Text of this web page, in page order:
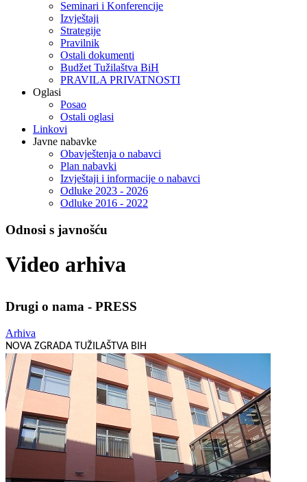
Seminari i Konferencije
Izvještaji
Strategije
Pravilnik
Ostali dokumenti
Budžet Tužilaštva BiH
PRAVILA PRIVATNOSTI
Oglasi
Posao
Ostali oglasi
Linkovi
Javne nabavke
Obavještenja o nabavci
Plan nabavki
Izvještaji i informacije o nabavci
Odluke 2023 - 2026
Odluke 2016 - 2022
Odnosi s javnošću
Video arhiva
Drugi o nama - PRESS
Arhiva
NOVA ZGRADA TUŽILAŠTVA BIH